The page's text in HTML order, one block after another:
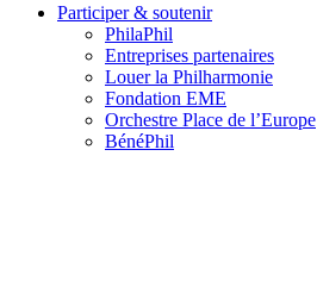
Participer & soutenir
PhilaPhil
Entreprises partenaires
Louer la Philharmonie
Fondation EME
Orchestre Place de l’Europe
BénéPhil